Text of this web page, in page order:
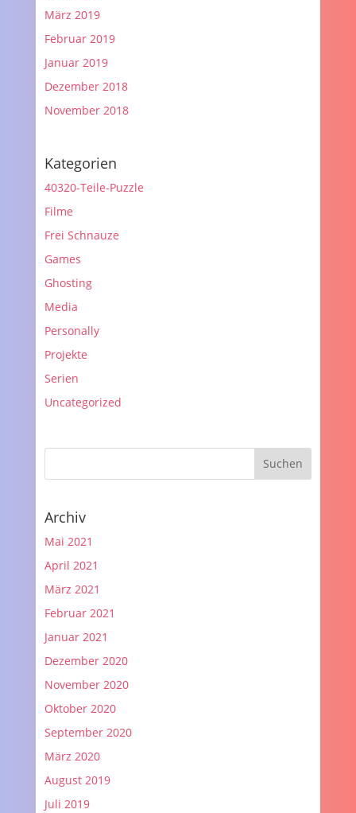
März 2019
Februar 2019
Januar 2019
Dezember 2018
November 2018
Kategorien
40320-Teile-Puzzle
Filme
Frei Schnauze
Games
Ghosting
Media
Personally
Projekte
Serien
Uncategorized
Archiv
Mai 2021
April 2021
März 2021
Februar 2021
Januar 2021
Dezember 2020
November 2020
Oktober 2020
September 2020
März 2020
August 2019
Juli 2019